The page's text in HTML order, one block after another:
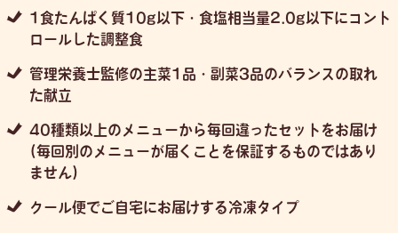
1食たんぱく質10g以下・食塩相当量2.0g以下にコント
ロールした調整食
管理栄養士監修の主菜1品・副菜3品のバランスの取れ
た献立
40種類以上のメニューから毎回違ったセットをお届け
(毎回別のメニューが届くことを保証するものではあり
ません)
クール便でご自宅にお届けする冷凍タイプ